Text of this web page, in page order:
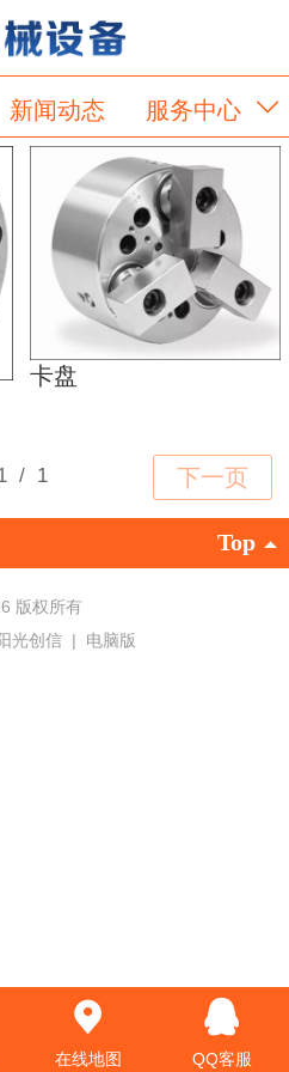
新闻动态 服务中心
卡盘
Top
版权所有
光创信 | 电脑版
在线地图 QQ客服